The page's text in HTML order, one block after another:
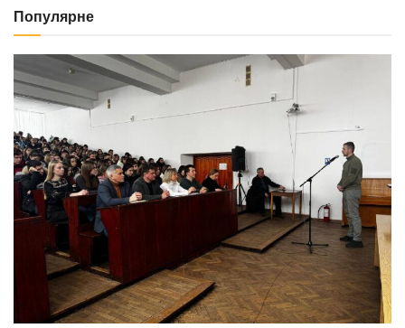
Популярне